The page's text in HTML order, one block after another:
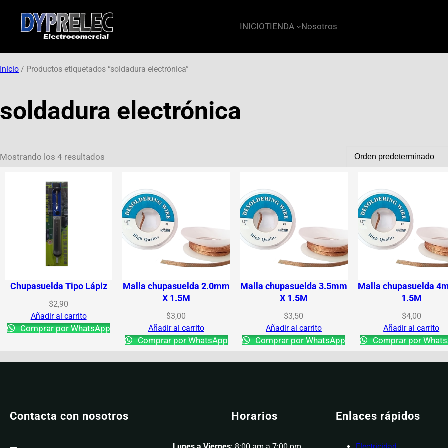
INICIOTIENDA Nosotros
Inicio / Productos etiquetados “soldadura electrónica”
soldadura electrónica
Mostrando los 4 resultados
Chupasuelda Tipo Lápiz
$2,90
Añadir al carrito
Comprar por WhatsApp
Malla chupasuelda 2.0mm
X 1.5M
$3,00
Añadir al carrito
Comprar por WhatsApp
Malla chupasuelda 3.5mm
X 1.5M
$3,50
Añadir al carrito
Comprar por WhatsApp
Malla chupasuelda
1.5M
$4,00
Añadir al carrito
Comprar por
Contacta con nosotros Horarios Enlaces rápidos